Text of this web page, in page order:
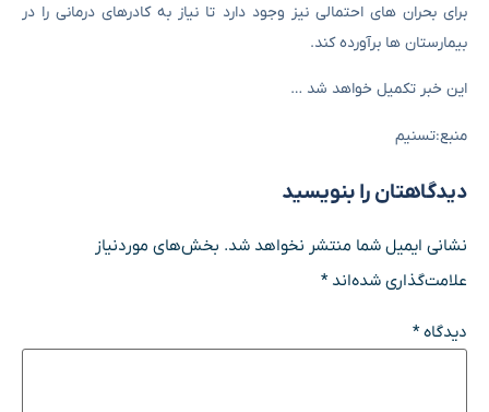
برای بحران های احتمالی نیز وجود دارد تا نیاز به کادرهای درمانی را در
بیمارستان ها برآورده کند.
این خبر تکمیل خواهد شد …
منبع:تسنیم
دیدگاهتان را بنویسید
نشانی ایمیل شما منتشر نخواهد شد. بخش‌های موردنیاز
علامت‌گذاری شده‌اند*
دیدگاه*